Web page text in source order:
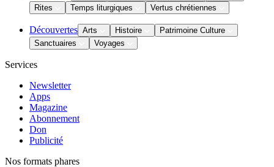
Rites
Temps liturgiques Vertus chrétiennes
Découvertes Arts Histoire
Patrimoine Culture
Sanctuaires
Voyages
Services
Newsletter
Apps
Magazine
Abonnement
Don
Publicité
Nos formats phares